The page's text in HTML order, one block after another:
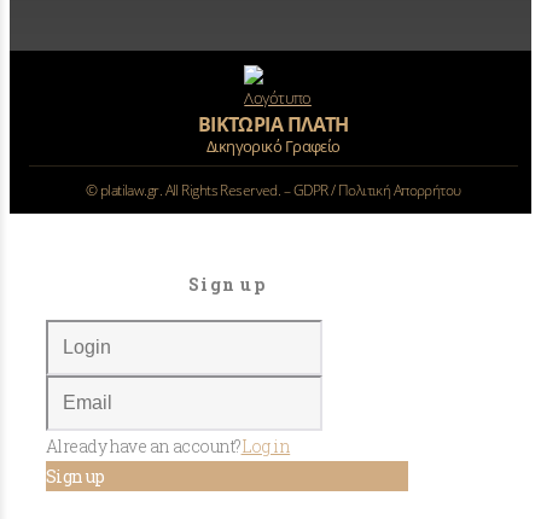
ΒΙΚΤΩΡΙΑ ΠΛΑΤΗ
Δικηγορικό Γραφείο
©platilaw.gr. All Rights Reserved. –GDPR / Πολιτική Απορρήτου
Sign up
Already have an account?Log in
Sign up